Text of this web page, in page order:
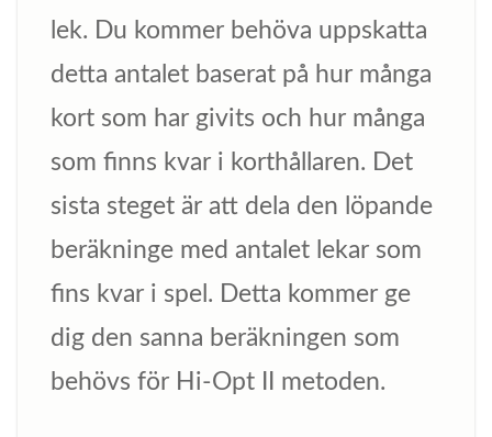
lek. Du kommer behöva uppskatta
detta antalet baserat på hur många
kort som har givits och hur många
som finns kvar i korthållaren. Det
sista steget är att dela den löpande
beräkninge med antalet lekar som
fins kvar i spel. Detta kommer ge
dig den sanna beräkningen som
behövs för Hi-Opt II metoden.